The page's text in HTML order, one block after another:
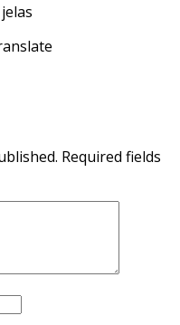
Required fields